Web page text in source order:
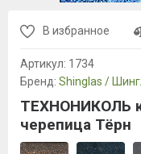
В избранное
Артикул: 1734
Бренд: Shinglas /
ТЕХНОНИКОЛЬ
черепица Тёрн